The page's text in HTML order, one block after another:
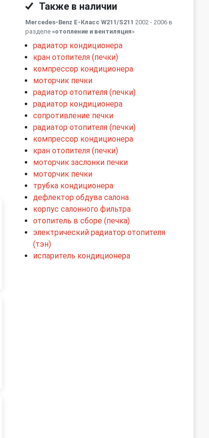
Также в наличии
Mercedes-Benz E-Класс W211/S211 2002 - 2006 в
разделе «отопление и вентиляция»
радиатор кондиционера
кран отопителя (печки)
компрессор кондиционера
моторчик печки
радиатор отопителя (печки)
радиатор кондиционера
сопротивление печки
радиатор отопителя (печки)
компрессор кондиционера
кран отопителя (печки)
моторчик заслонки печки
моторчик печки
трубка кондиционера
дефлектор обдува салона
корпус салонного фильтра
отопитель в сборе (печка)
электрический радиатор отопителя
(тэн)
испаритель кондиционера